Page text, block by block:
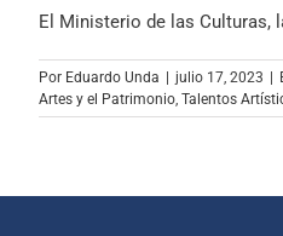
El Ministerio de las Culturas,
Por Eduardo Unda julio 17, 2023
Artes y el Patrimonio, Talentos